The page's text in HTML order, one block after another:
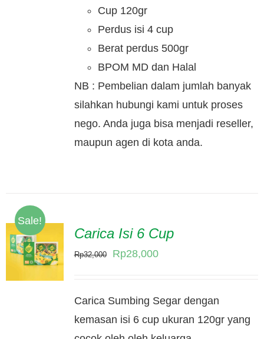
Cup 120gr
Perdus isi 4 cup
Berat perdus 500gr
BPOM MD dan Halal
NB : Pembelian dalam jumlah banyak
silahkan hubungi kami untuk proses
nego. Anda juga bisa menjadi reseller,
maupun agen di kota anda.
Sale!
Carica Isi 6 Cup
Rp32,000
Original
Rp32,000.
Rp28,000Current
Rp28,000.
Carica Sumbing Segar dengan
kemasan isi 6 cup ukuran 120gr yang